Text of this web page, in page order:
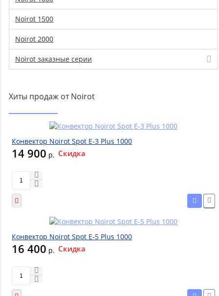
Noirot 1500
Noirot 2000
Noirot заказные серии
Хиты продаж от Noirot
Конвектор Noirot Spot E-3 Plus 1000
14 900 р. Скидка
Конвектор Noirot Spot E-5 Plus 1000
16 400 р. Скидка